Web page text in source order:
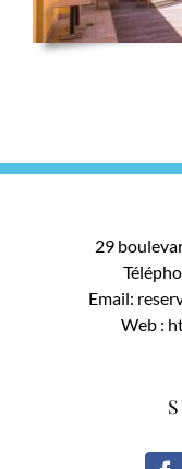
29
Email:
Web :